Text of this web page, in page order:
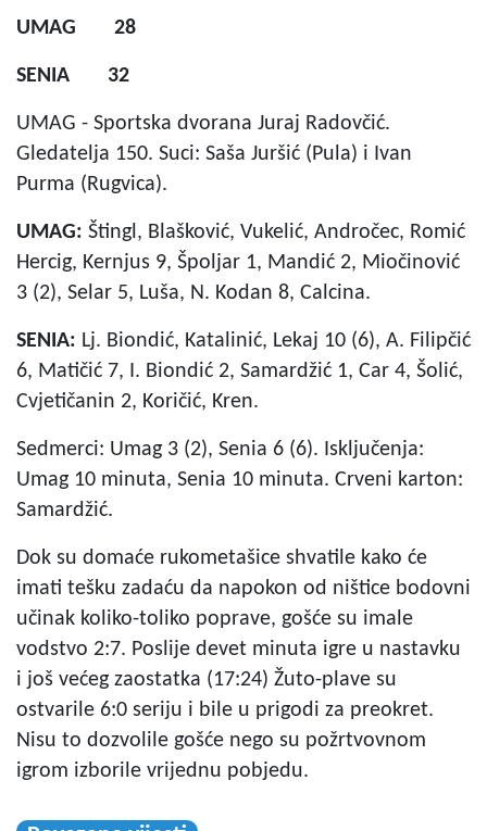
UMAG 28
SENIA 32
UMAG - Sportska dvorana Juraj Radovčić.
Gledatelja 150. Suci: Saša Juršić (Pula) i Ivan
Purma (Rugvica).
UMAG: Štingl, Blašković, Vukelić, Andročec, Romić
Hercig, Kernjus 9, Špoljar 1, Mandić 2, Miočinović
3 (2), Selar 5, Luša, N. Kodan 8, Calcina.
SENIA: Lj. Biondić, Katalinić, Lekaj 10 (6), A. Filipčić
6, Matičić 7, I. Biondić 2, Samardžić 1, Car 4, Šolić,
Cvjetičanin 2, Koričić, Kren.
Sedmerci: Umag 3 (2), Senia 6 (6). Isključenja:
Umag 10 minuta, Senia 10 minuta. Crveni karton:
Samardžić.
Dok su domaće rukometašice shvatile kako će
imati tešku zadaću da napokon od ništice bodovni
učinak koliko-toliko poprave, gošće su imale
vodstvo 2:7. Poslije devet minuta igre u nastavku
i još većeg zaostatka (17:24) Žuto-plave su
ostvarile 6:0 seriju i bile u prigodi za preokret.
Nisu to dozvolile gošće nego su požrtvovnom
igrom izborile vrijednu pobjedu.